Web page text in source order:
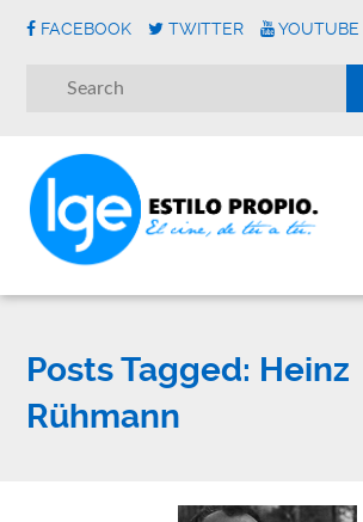
FACEBOOK TWITTER YOUTUBE
Posts Tagged: Heinz
Rühmann